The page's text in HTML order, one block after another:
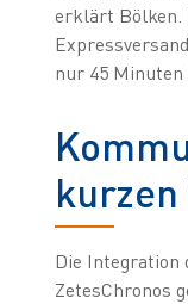
erklärt Bölken.
nur 45
kurzen
Die Integration
ZetesChronos